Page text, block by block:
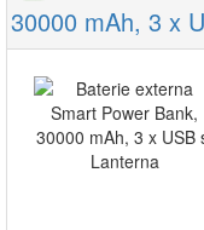
30000 mAh, 3 x